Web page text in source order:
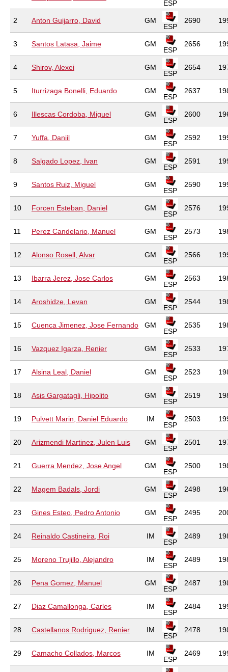
ESP
2 Anton Guijarro, David GM
ESP
2690
3 Santos Latasa, Jaime GM
ESP
2656
4 Shirov, Alexei GM
ESP
2654
5 Iturrizaga Bonelli, Eduardo GM
ESP
2637
6 Illescas Cordoba, Miguel GM
ESP
2600
7 Yuffa, Daniil GM
ESP
2592
8 Salgado Lopez, Ivan GM
ESP
2591
9 Santos Ruiz, Miguel GM
ESP
2590
10 Forcen Esteban, Daniel GM
ESP
2576
11 Perez Candelario, Manuel GM
ESP
2573
12 Alonso Rosell, Alvar GM
ESP
2566
13 Ibarra Jerez, Jose Carlos GM
ESP
2563
14 Aroshidze, Levan GM
ESP
2544
15 Cuenca Jimenez, Jose Fernando GM
ESP
2535
16 Vazquez Igarza, Renier GM
ESP
2533
17 Alsina Leal, Daniel GM
ESP
2523
18 Asis Gargatagli, Hipolito GM
ESP
2519
19 Pulvett Marin, Daniel Eduardo IM
ESP
2503
20 Arizmendi Martinez, Julen Luis GM
ESP
2501
21 Guerra Mendez, Jose Angel GM
ESP
2500
22 Magem Badals, Jordi GM
ESP
2498
23 Gines Esteo, Pedro Antonio GM
ESP
2495
24 Reinaldo Castineira, Roi IM
ESP
2489
25 Moreno Trujillo, Alejandro IM
ESP
2489
26 Pena Gomez, Manuel GM
ESP
2487
27 Diaz Camallonga, Carles IM
ESP
2484
28 Castellanos Rodriguez, Renier IM
ESP
2478
29 Camacho Collados, Marcos IM
ESP
2469